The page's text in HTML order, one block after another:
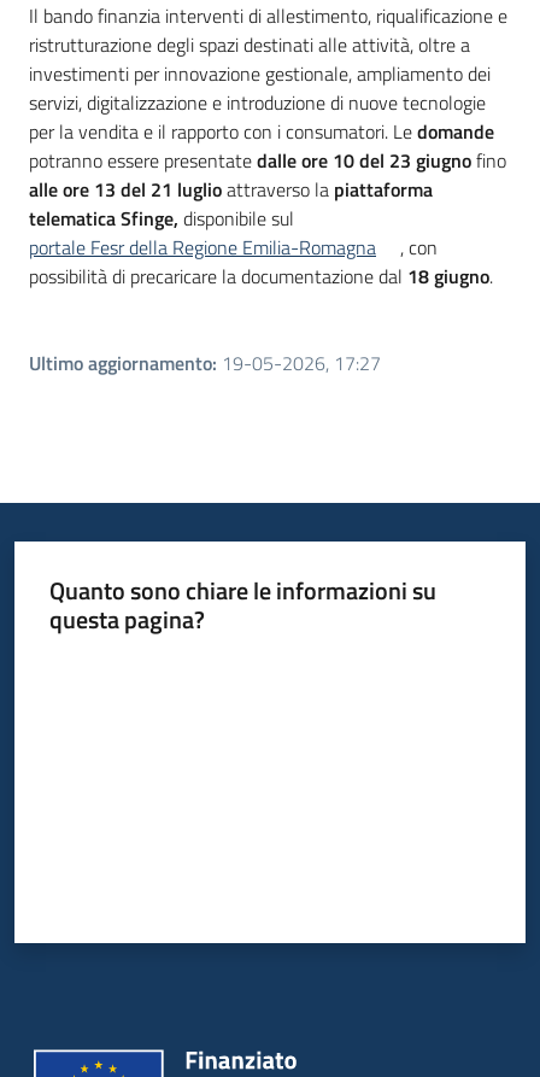
Il bando finanzia interventi di allestimento, riqualificazione e
ristrutturazione degli spazi destinati alle attività, oltre a
investimenti per innovazione gestionale, ampliamento dei
servizi, digitalizzazione e introduzione di nuove tecnologie
per la vendita e il rapporto con i consumatori. Ledomande
potranno essere presentatedalle ore 10 del 23 giugnofino
alle ore 13 del 21 luglioattraverso la piattaforma
telematica Sfinge, disponibile sul
portale Fesr della Regione Emilia-Romagna
, con
possibilità di precaricare la documentazione dal 18 giugno.
Ultimo aggiornamento: 19-05-2026, 17:27
Quanto sono chiare le informazioni su
questa pagina?